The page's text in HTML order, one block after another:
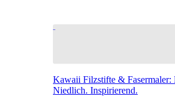
Kawaii Filzstifte & Fasermaler:
Niedlich. Inspirierend.